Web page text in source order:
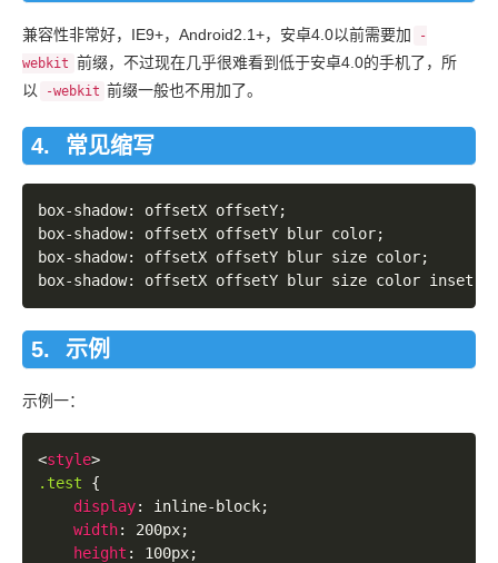
兼容性非常好，IE9+，Android2.1+，安卓4.0以前需要加
-
webkit 前缀，不过现在几乎很难看到低于安卓4.0的手机了，所
以
-webkit 前缀一般也不用加了。
常见缩写
box-shadow: offsetX offsetY;
box-shadow: offsetX offsetY blur color;
box-shadow: offsetX offsetY blur size color;
示例
示例一：
<style>
.test {
display: inline-block;
width: 200px;
height : 100px;